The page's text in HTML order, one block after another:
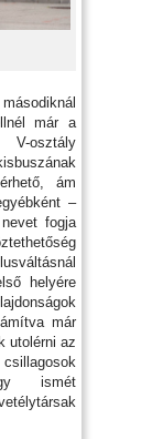
már a
V-osztály
ám
–
fogja
helyére
már
utolérni az
ismét